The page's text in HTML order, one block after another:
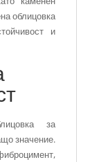
облицовка
и
за
значение.